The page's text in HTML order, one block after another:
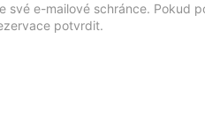
své e-mailové schránce. Pokud
potvrdit.